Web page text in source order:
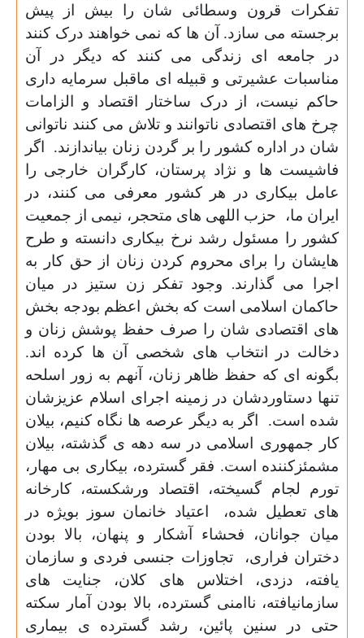
تفکرات قرون وسطائی شان را بیش از پیش
برجسته می سازد. آن ها که نمی خواهند درک کنند
در جامعه ای زندگی می کنند که دیگر در آن
مناسبات عشیرتی و قبیله ای ماقبل سرمایه داری
حاکم نیست، از درک ساختار اقتصاد و الزامات
چرخ های اقتصادی ناتوانند و تلاش می کنند ناتوانی
شان در اداره کشور را بر گردن زنان بیاندازند.
اگر
فاشیست ها و نژاد پرستان، کارگران خارجی را
عامل بیکاری در هر کشور معرفی می کنند، در
ایران ما،
حزب اللهی های متحجر، نیمی از جمعیت
کشور را مسئول رشد نرخ بیکاری دانسته و طرح
هایشان را برای محروم کردن زنان از حق کار به
اجرا می گذارند.
وجود تفکر زن ستیز در میان
حاکمان اسلامی است که بخش اعظم بودجه بخش
های اقتصادی شان را صرف حفظ پوشش زنان و
دخالت در انتخاب های شخصی آن ها کرده اند.
بگونه ای که حفظ ظاهر زنان، آنهم به زور اسلحه
تنها دستاوردشان در زمینه اجرای اسلام عزیزشان
شده است.
اگر به دیگر عرصه ها نگاه کنیم، بیلان
کار جمهوری اسلامی در سه دهه ی گذشته، بیلان
مشمئزکننده است. فقر گسترده، بیکاری بی مهار،
تورم لجام گسیخته، اقتصاد ورشکسته، کارخانه
های تعطیل شده،
اعتیاد خانمان سوز بویژه در
میان جوانان، فحشاء آشکار و پنهان، بالا بودن
دختران فراری،
تجاوزات جنسی فردی و سازمان
یافته، دزدی، اختلاس های کلان، جنایت های
سازمانیافته، ناامنی گسترده، بالا بودن آمار سکته
حتی در سنین پائین، رشد گسترده ی بیماری